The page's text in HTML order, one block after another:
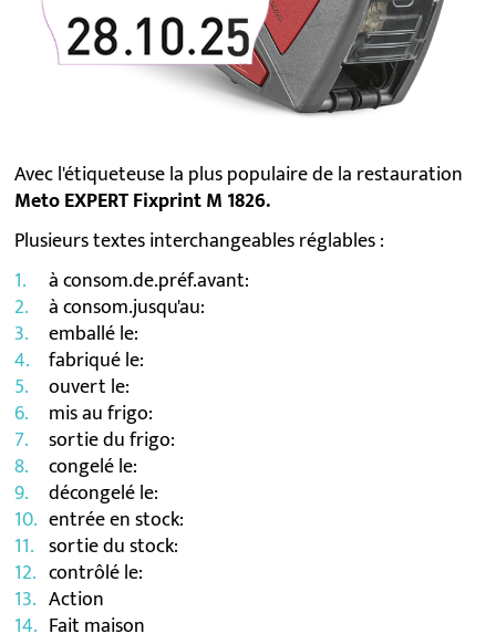
Avec l'étiqueteuse la plus populaire de la restauration
Meto EXPERT Fixprint M 1826.
Plusieurs textes interchangeables réglables :
à consom.de.préf.avant:
à consom.jusqu'au:
emballé le:
fabriqué le:
ouvert le:
mis au frigo:
sortie du frigo:
congelé le:
décongelé le:
entrée en stock:
sortie du stock:
contrôlé le:
Action
Fait maison